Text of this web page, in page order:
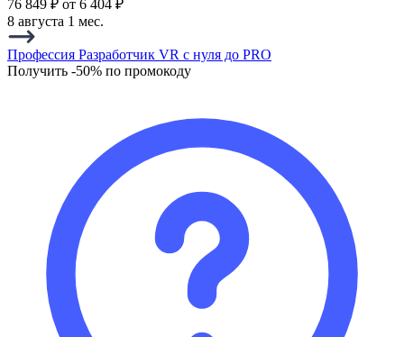
76 849 ₽ от 6 404 ₽
8 августа 1 мес.
Профессия Разработчик VR с нуля до PRO
Получить -50% по промокоду